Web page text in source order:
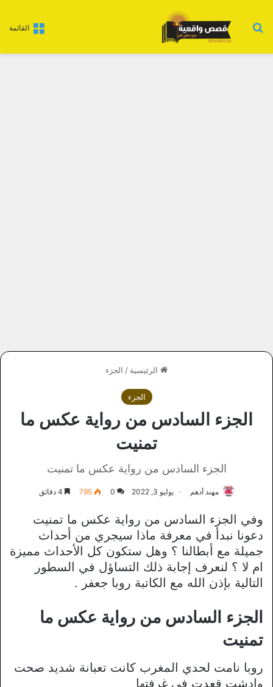
القائمة بحث عن
الرئيسية / الجزء
الجزء
الجزء السادس من رواية عكس ما
تمنيت
الجزء السادس من رواية عكس ما تمنيت
مهند أدهم يوليو 3, 2022 0
795
وفي الجزء السادس من رواية عكس ما تمنيت
دعونا نبدأ في معرفة ماذا سيجري من أحداث
جميلة مع أبطالنا ؟ وهل ستكون كل الأحداث مميزة
ام لا ؟ لنعرف إجابة ذلك التساؤل في السطور
التالية بإذن الله مع الكاتبة روبا جعفر .
الجزء السادس من رواية عكس ما
تمنيت
روبا نامت لحدي المغرب كانت تعبانة شديد صحت
وادشت قعدت في غرفتها